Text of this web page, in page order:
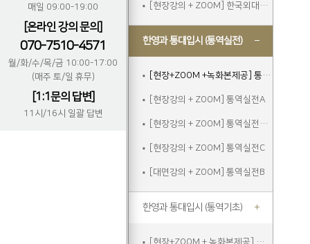
매일 09:00-19:00
[온라인 강의 문의]
070-7510-4571
월/화/수/목/금 10:00-17:00
(매주 토/일 휴무)
[1:1문의 답변]
11시/16시 일괄 답변
[현장강의 + ZOOM] 한국외대2차실전통역모의고사C_참관
한영과 통대입시 (통역실전)
[현장+ZOOM +녹화본제공] 통역실전A
[현장강의 + ZOOM] 통역실전A
[현장강의 + ZOOM] 통역실전주말
[현장강의 + ZOOM] 통역실전C
[대면강의 + ZOOM] 통역실전B
한영과 통대입시 (통역기초)
[현장+ZOOM + 녹화본제공] 통역기초A